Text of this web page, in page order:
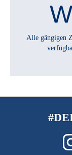
VORBAU :
MTB-i, CCS Slot
Alle gängigen